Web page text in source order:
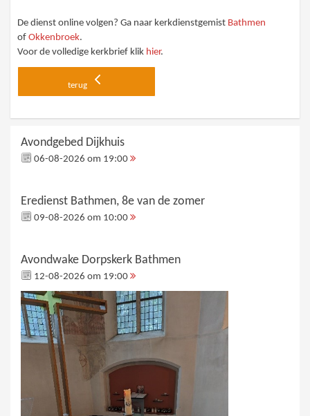
De dienst online volgen? Ga naar kerkdienstgemist Bathmen
ofOkkenbroek.
Voor de volledige kerkbrief klik hier.
terug
Avondgebed Dijkhuis
06-08-2026 om 19:00
Eredienst Bathmen, 8e van de zomer
09-08-2026 om 10:00
Avondwake Dorpskerk Bathmen
12-08-2026 om 19:00